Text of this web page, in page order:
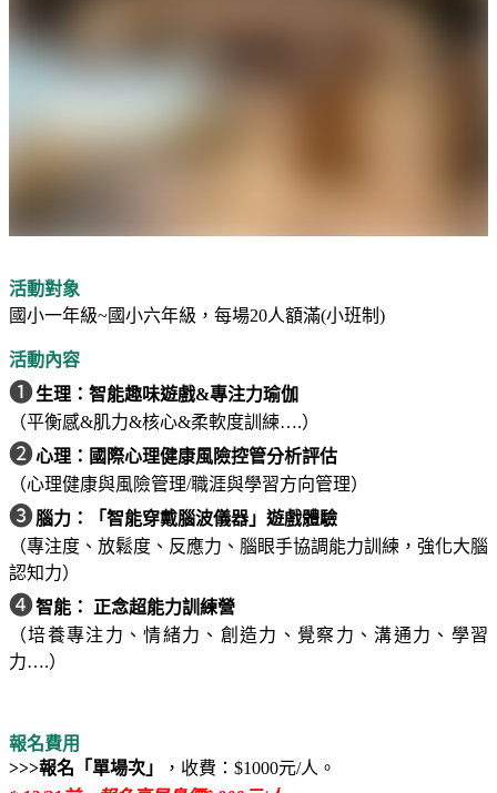
活動對象
國小一年級~國小六年級，每場20人額滿(小班制)
活動內容
❶生理：智能趣味遊戲&專注力瑜伽
（平衡感&肌力&核心&柔軟度訓練….）
❷心理：國際心理健康風險控管分析評估
（心理健康與風險管理/職涯與學習方向管理）
❸腦力：「智能穿戴腦波儀器」遊戲體驗
（專注度、放鬆度、反應力、腦眼手協調能力訓練，強化大腦
認知力）
❹智能： 正念超能力訓練營
（培養專注力、情緒力、創造力、覺察力、溝通力、學習
力….）
報名費用
>>>報名「單場次」
，收費： $1000元/人。